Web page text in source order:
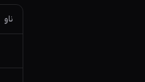
ناو